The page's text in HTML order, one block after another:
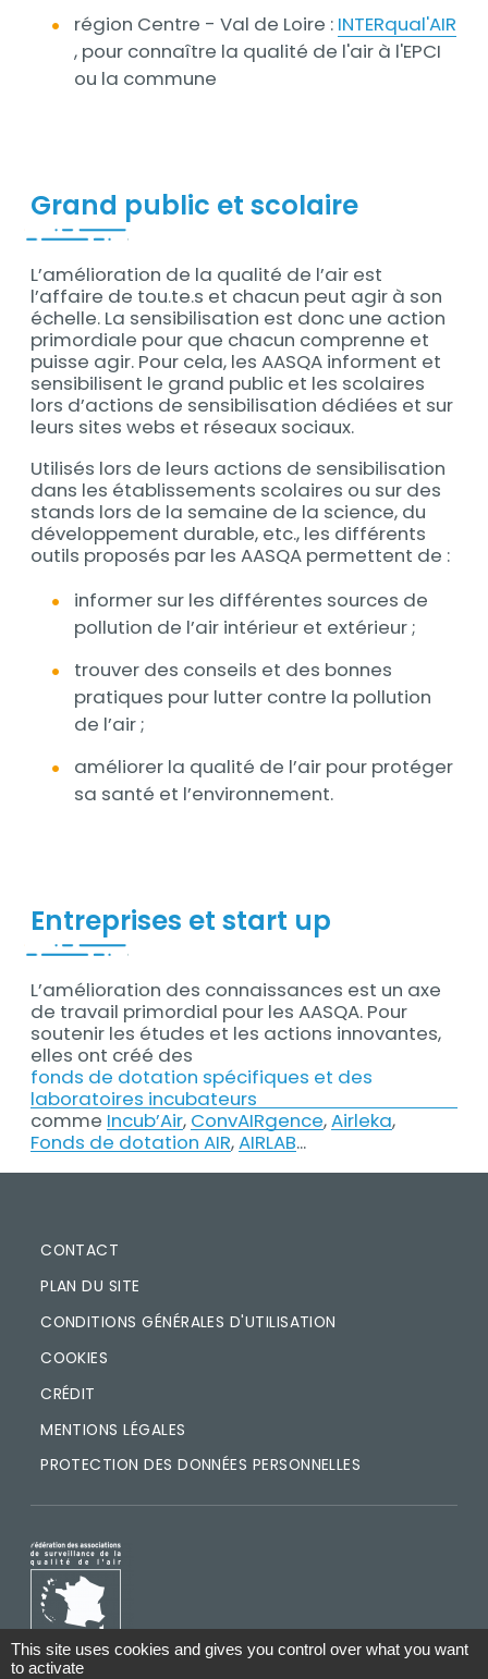
région Centre - Val de Loire : INTERqual'AIR
, pour connaître la qualité de l'air à l'EPCI
ou la commune
Grand public et scolaire
Contenu
L’amélioration de la qualité de l’air est
l’affaire de tou.te.s et chacun peut agir à son
échelle. La sensibilisation est donc une action
primordiale pour que chacun comprenne et
puisse agir. Pour cela, les AASQA informent et
sensibilisent le grand public et les scolaires
lors d’actions de sensibilisation dédiées et sur
leurs sites webs et réseaux sociaux.
Utilisés lors de leurs actions de sensibilisation
dans les établissements scolaires ou sur des
stands lors de la semaine de la science, du
développement durable, etc., les différents
outils proposés par les AASQA permettent de :
informer sur les différentes sources de
pollution de l’air intérieur et extérieur ;
trouver des conseils et des bonnes
pratiques pour lutter contre la pollution
de l’air ;
améliorer la qualité de l’air pour protéger
sa santé et l’environnement.
Entreprises et start up
Contenu
L’amélioration des connaissances est un axe
de travail primordial pour les AASQA. Pour
soutenir les études et les actions innovantes,
elles ont créé des
fonds de dotation spécifiques et des
laboratoires incubateurs
comme Incub’Air, ConvAIRgence,Airleka,
Fonds de dotation AIR,AIRLAB...
PIED DE PAGE
CONTACT
PLAN DU SITE
CONDITIONS GÉNÉRALES D'UTILISATION
COOKIES
CRÉDIT
MENTIONS LÉGALES
PROTECTION DES DONNÉES PERSONNELLES
IMAGE
This site uses cookies and gives you control over what you want
to activate